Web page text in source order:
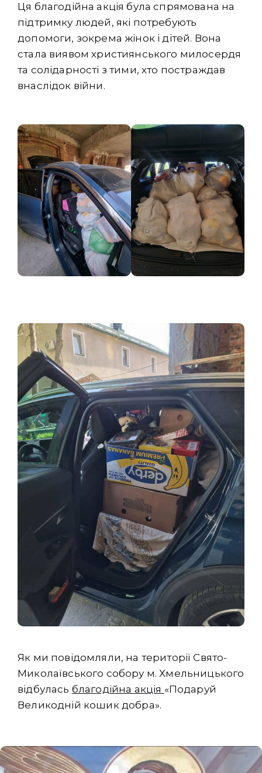
Ця благодійна акція була спрямована на
підтримку людей, які потребують
допомоги, зокрема жінок і дітей. Вона
стала виявом християнського милосердя
та солідарності з тими, хто постраждав
внаслідок війни.
Як ми повідомляли, на території Свято-
Миколаївського собору м. Хмельницького
відбулась благодійна акція «Подаруй
Великодній кошик добра».